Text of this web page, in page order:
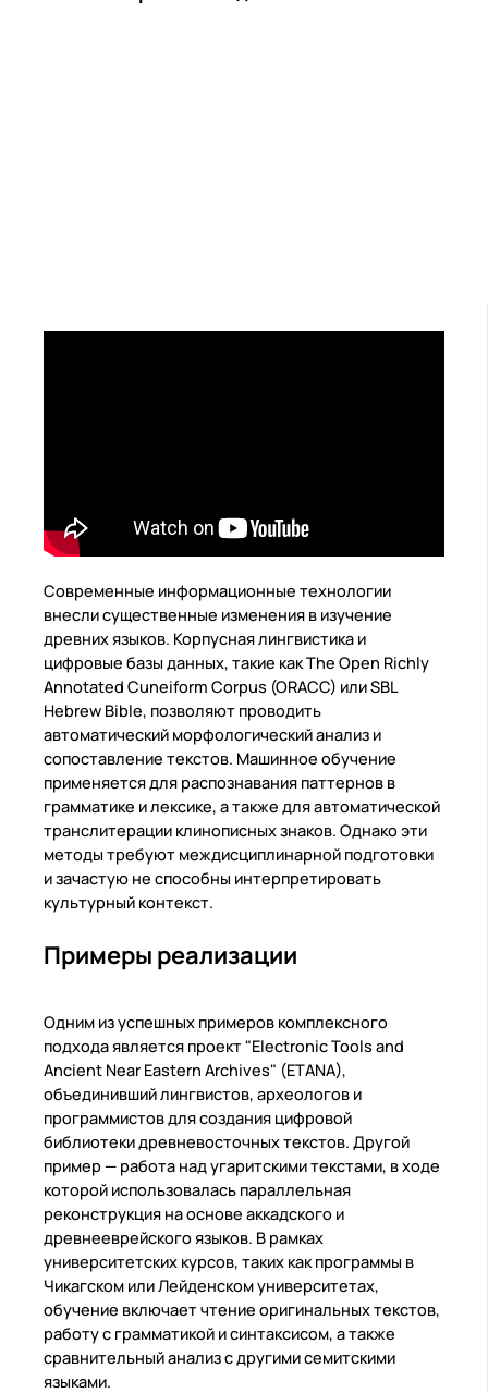
Современные информационные технологии
внесли существенные изменения в изучение
древних языков. Корпусная лингвистика и
цифровые базы данных, такие как The Open Richly
Annotated Cuneiform Corpus (ORACC) или SBL
Hebrew Bible, позволяют проводить
автоматический морфологический анализ и
сопоставление текстов. Машинное обучение
применяется для распознавания паттернов в
грамматике и лексике, а также для автоматической
транслитерации клинописных знаков. Однако эти
методы требуют междисциплинарной подготовки
и зачастую не способны интерпретировать
культурный контекст.
Примеры реализации
Одним из успешных примеров комплексного
подхода является проект "Electronic Tools and
Ancient Near Eastern Archives" (ETANA),
объединивший лингвистов, археологов и
программистов для создания цифровой
библиотеки древневосточных текстов. Другой
пример — работа над угаритскими текстами, в ходе
которой использовалась параллельная
реконструкция на основе аккадского и
древнееврейского языков. В рамках
университетских курсов, таких как программы в
Чикагском или Лейденском университетах,
обучение включает чтение оригинальных текстов,
работу с грамматикой и синтаксисом, а также
сравнительный анализ с другими семитскими
языками.